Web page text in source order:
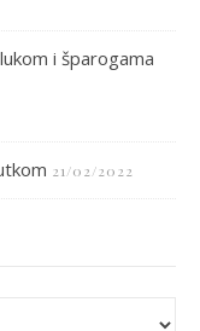
i šparogama
21/02/2022